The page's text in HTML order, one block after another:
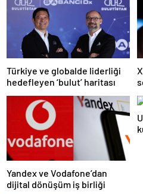
Türkiye ve globalde liderliği
hedefleyen ‘bulut’ haritası
Yandex ve Vodafone’dan
dijital dönüşüm iş birliği